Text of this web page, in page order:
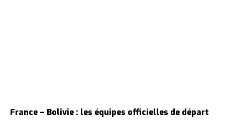
France – Bolivie : les équipes officielles de départ